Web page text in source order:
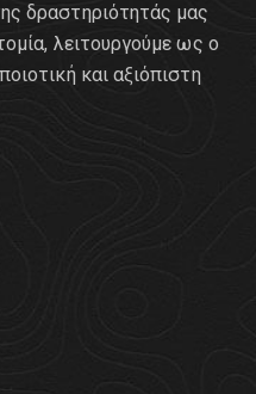
δραστηριότητάς μας
λειτουργούμε ως ο
και αξιόπιστη